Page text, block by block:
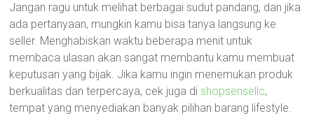
Jangan ragu untuk melihat berbagai sudut pandang, dan jika
ada pertanyaan, mungkin kamu bisa tanya langsung ke
seller. Menghabiskan waktu beberapa menit untuk
membaca ulasan akan sangat membantu kamu membuat
keputusan yang bijak. Jika kamu ingin menemukan produk
berkualitas dan terpercaya, cek juga di shopsensellc,
tempat yang menyediakan banyak pilihan barang lifestyle.